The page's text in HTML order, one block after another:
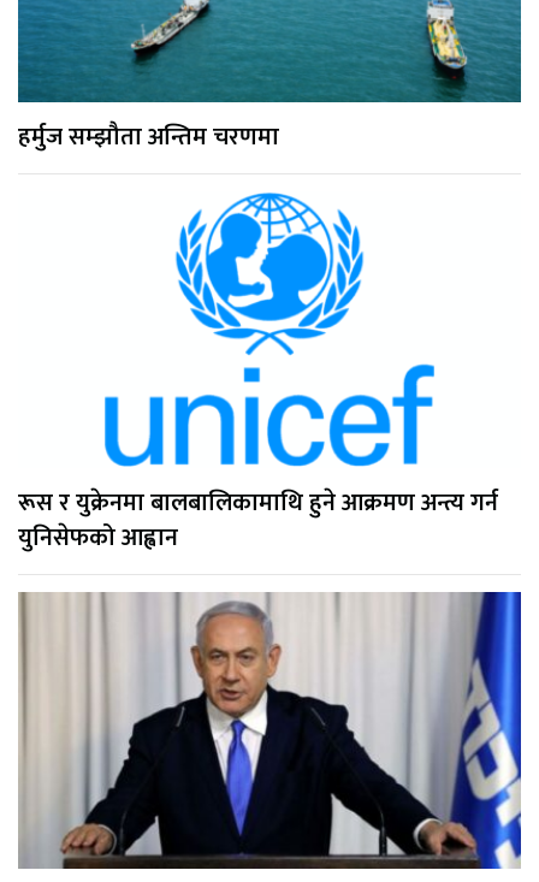
हर्मुज सम्झौता अन्तिम चरणमा
रूस र युक्रेनमा बालबालिकामाथि हुने आक्रमण अन्त्य गर्न
युनिसेफको आह्वान